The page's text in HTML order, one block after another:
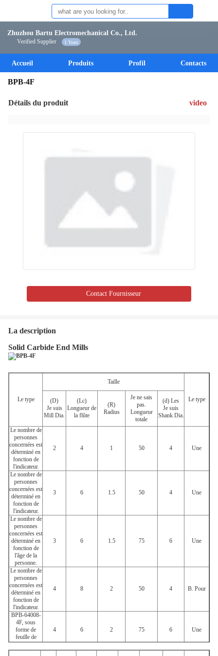
Zhuzhou Bartu Electromechanical Co., Ltd.
Verified Supplier 1 Years
Accueil Produits Profil Contacts
BPB-4F
Détails du produit video
Contact Fournisseur
La description
Solid Carbide End Mills
Le type
Taille
Le type
(D)
Je suis
Mill Dia.
(Lc)
Longueur de
la flûte
(R)
Radius
Je ne sais
pas.
Longueur
totale
(d) Les
Je suis
Shank Dia.
Le nombre de
personnes
concernées est
déterminé en
fonction de
l'indicateur.
2 4 1 50 4 Une
Le nombre de
personnes
concernées est
déterminé en
fonction de
l'indicateur.
3 6 1.5 50 4 Une
Le nombre de
personnes
concernées est
déterminé en
fonction de
l'âge de la
personne.
3 6 1.5 75 6 Une
Le nombre de
personnes
concernées est
déterminé en
fonction de
l'indicateur.
4 8 2 50 4 B. Pour
BPB-64008-
4F, sous
forme de
feuille de
papier
4 6 2 75 6 Une
Le nombre de